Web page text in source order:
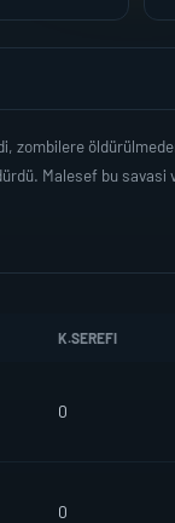
Malesef bu
K.SEREFI
0
0